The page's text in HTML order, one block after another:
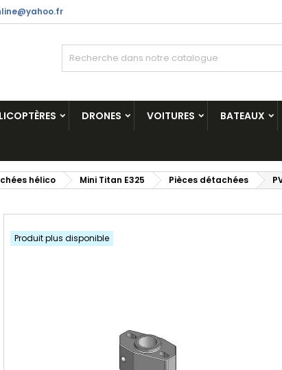
DRONES VOITURES BATEAUX
hélico Mini Titan E325 Pièces détachées
Produit plus disponible